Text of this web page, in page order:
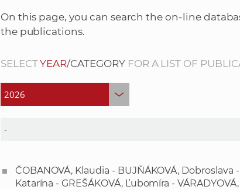
On this page, you can search the on-line
the publications.
SELECTYEAR/CATEGORYFOR A LIST OF
ČOBANOVÁ, Klaudia - BUJŇÁKOVÁ, Dobroslava
Katarína - GREŠÁKOVÁ, Ľubomíra -